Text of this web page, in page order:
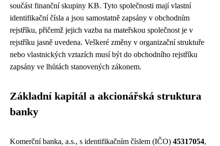
součást finanční skupiny KB. Tyto společnosti mají vlastní
identifikační čísla a jsou samostatně zapsány v obchodním
rejstříku, přičemž jejich vazba na mateřskou společnost je v
rejstříku jasně uvedena. Veškeré změny v organizační struktuře
nebo vlastnických vztazích musí být do obchodního rejstříku
zapsány ve lhůtách stanovených zákonem.
Základní kapitál a akcionářská struktura
banky
Komerční banka, a.s., s identifikačním číslem (IČO) 45317054,